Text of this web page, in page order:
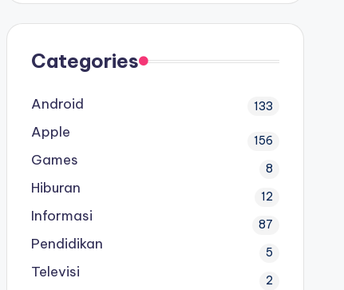
Categories
Android 133
Apple 156
Games 8
Hiburan 12
Informasi 87
Pendidikan 5
Televisi 2